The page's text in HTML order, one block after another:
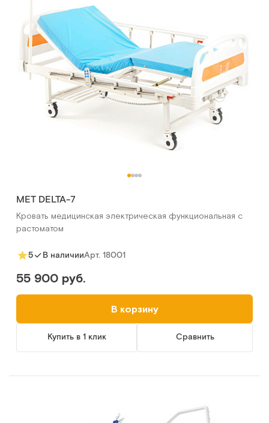
MET DELTA-7
Кровать медицинская электрическая функциональная с
растоматом
5 В наличииАрт. 18001
55 900 руб.
В корзину
Купить в 1 клик Сравнить